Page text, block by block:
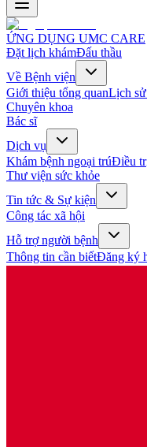
ỨNG DỤNG UMC CARE
Đặt lịch khámĐấu thầu
Về Bệnh viện
Giới thiệu tổng quanLịch
Chuyên khoa
Bác sĩ
Dịch vụ
Khám bệnh ngoại trúĐiều
Thư viện sức khỏe
Tin tức & Sự kiện
Công tác xã hội
Hỗ trợ người bệnh
Thông tin cần biếtĐăng ký